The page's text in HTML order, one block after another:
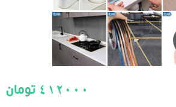
412000 تومان